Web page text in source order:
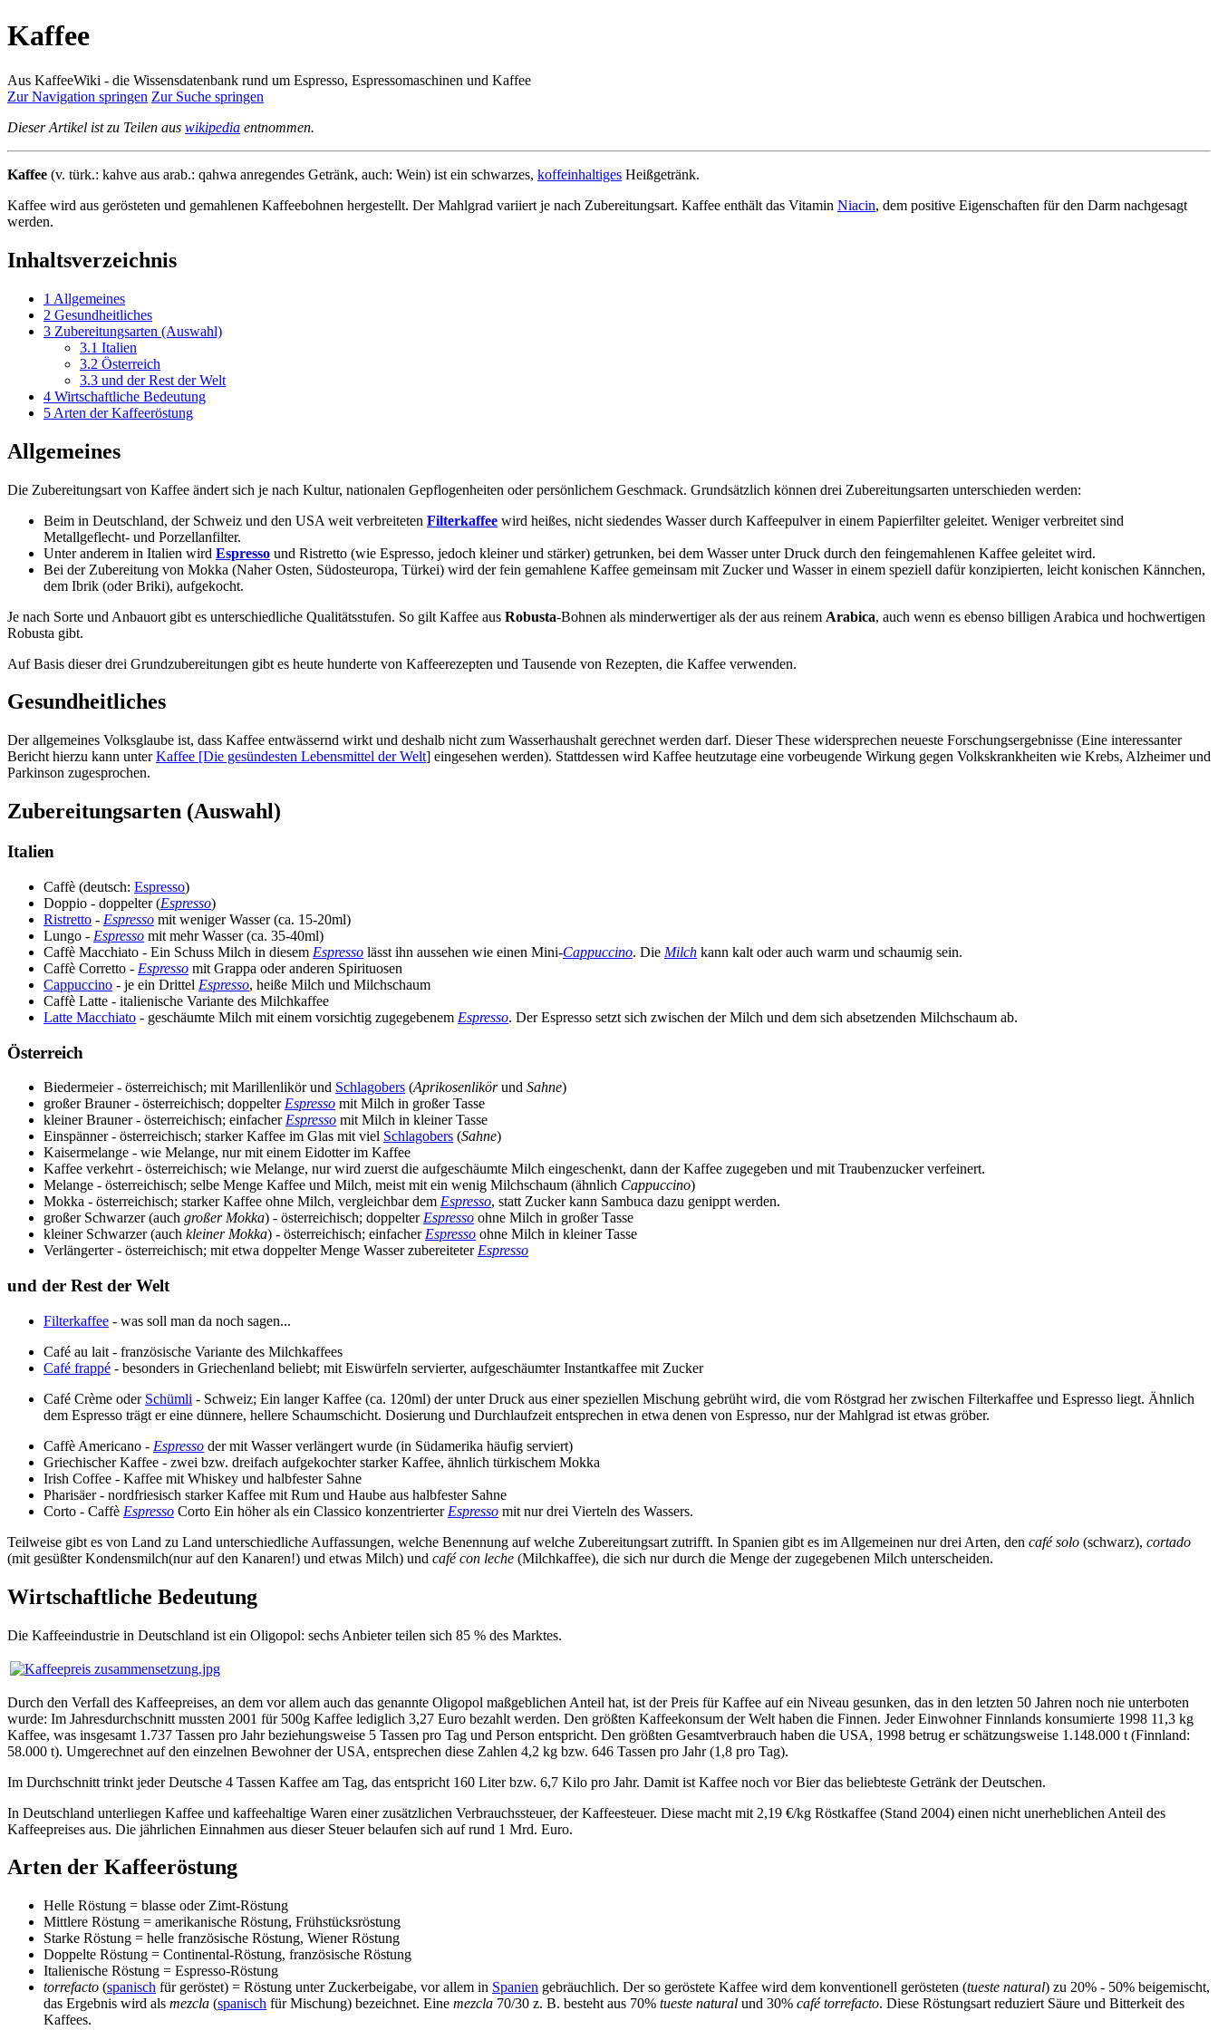
Kaffee
Aus KaffeeWiki - die Wissensdatenbank rund um Espresso, Espressomaschinen und Kaffee
Zur Navigation springen Zur Suche springen
Dieser Artikel ist zu Teilen aus wikipedia entnommen.
Kaffee (v. türk.: kahve aus arab.: qahwa anregendes Getränk, auch: Wein) ist ein schwarzes, koffeinhaltiges Heißgetränk.
Kaffee wird aus gerösteten und gemahlenen Kaffeebohnen hergestellt. Der Mahlgrad variiert je nach Zubereitungsart. Kaffee enthält das Vitamin Niacin, dem positive Eigenschaften für den Darm nachgesagt
werden.
Inhaltsverzeichnis
1 Allgemeines
2 Gesundheitliches
3 Zubereitungsarten (Auswahl)
3.1 Italien
3.2 Österreich
3.3 und der Rest der Welt
4 Wirtschaftliche Bedeutung
5 Arten der Kaffeeröstung
Allgemeines
Die Zubereitungsart von Kaffee ändert sich je nach Kultur, nationalen Gepflogenheiten oder persönlichem Geschmack. Grundsätzlich können drei Zubereitungsarten unterschieden werden:
Beim in Deutschland, der Schweiz und den USA weit verbreiteten Filterkaffee wird heißes, nicht siedendes Wasser durch Kaffeepulver in einem Papierfilter geleitet. Weniger verbreitet sind
Metallgeflecht- und Porzellanfilter.
Unter anderem in Italien wird Espresso und Ristretto (wie Espresso, jedoch kleiner und stärker) getrunken, bei dem Wasser unter Druck durch den feingemahlenen Kaffee geleitet wird.
Bei der Zubereitung von Mokka (Naher Osten, Südosteuropa, Türkei) wird der fein gemahlene Kaffee gemeinsam mit Zucker und Wasser in einem speziell dafür konzipierten, leicht konischen Kännchen,
dem Ibrik (oder Briki), aufgekocht.
Je nach Sorte und Anbauort gibt es unterschiedliche Qualitätsstufen. So gilt Kaffee aus Robusta-Bohnen als minderwertiger als der aus reinem Arabica, auch wenn es ebenso billigen Arabica und hochwertigen
Robusta gibt.
Auf Basis dieser drei Grundzubereitungen gibt es heute hunderte von Kaffeerezepten und Tausende von Rezepten, die Kaffee verwenden.
Gesundheitliches
Der allgemeines Volksglaube ist, dass Kaffee entwässernd wirkt und deshalb nicht zum Wasserhaushalt gerechnet werden darf. Dieser These widersprechen neueste Forschungsergebnisse (Eine interessanter
Bericht hierzu kann unterKaffee [Die gesündesten Lebensmittel der Welt] eingesehen werden). Stattdessen wird Kaffee heutzutage eine vorbeugende Wirkung gegen Volkskrankheiten wie Krebs, Alzheimer und
Parkinson zugesprochen.
Zubereitungsarten (Auswahl)
Italien
Caffè (deutsch: Espresso)
Doppio - doppelter (Espresso)
Ristretto - Espresso mit weniger Wasser (ca. 15-20ml)
Lungo - Espresso mit mehr Wasser (ca. 35-40ml)
Caffè Macchiato - Ein Schuss Milch in diesem Espresso lässt ihn aussehen wie einen Mini-Cappuccino. Die Milch kann kalt oder auch warm und schaumig sein.
Caffè Corretto - Espresso mit Grappa oder anderen Spirituosen
Cappuccino - je ein Drittel Espresso, heiße Milch und Milchschaum
Caffè Latte - italienische Variante des Milchkaffee
Latte Macchiato - geschäumte Milch mit einem vorsichtig zugegebenem Espresso. Der Espresso setzt sich zwischen der Milch und dem sich absetzenden Milchschaum ab.
Österreich
Biedermeier - österreichisch; mit Marillenlikör und Schlagobers (Aprikosenlikörund Sahne)
großer Brauner - österreichisch; doppelter Espresso mit Milch in großer Tasse
kleiner Brauner - österreichisch; einfacher Espresso mit Milch in kleiner Tasse
Einspänner - österreichisch; starker Kaffee im Glas mit viel Schlagobers (Sahne)
Kaisermelange - wie Melange, nur mit einem Eidotter im Kaffee
Kaffee verkehrt - österreichisch; wie Melange, nur wird zuerst die aufgeschäumte Milch eingeschenkt, dann der Kaffee zugegeben und mit Traubenzucker verfeinert.
Melange - österreichisch; selbe Menge Kaffee und Milch, meist mit ein wenig Milchschaum (ähnlich Cappuccino)
Mokka - österreichisch; starker Kaffee ohne Milch, vergleichbar dem Espresso, statt Zucker kann Sambuca dazu genippt werden.
großer Schwarzer (auch großer Mokka) - österreichisch; doppelter Espresso ohne Milch in großer Tasse
kleiner Schwarzer (auch kleiner Mokka) - österreichisch; einfacher Espresso ohne Milch in kleiner Tasse
Verlängerter - österreichisch; mit etwa doppelter Menge Wasser zubereiteter Espresso
und der Rest der Welt
Filterkaffee - was soll man da noch sagen...
Café au lait - französische Variante des Milchkaffees
Café frappé - besonders in Griechenland beliebt; mit Eiswürfeln servierter, aufgeschäumter Instantkaffee mit Zucker
Café Crème oder Schümli - Schweiz; Ein langer Kaffee (ca. 120ml) der unter Druck aus einer speziellen Mischung gebrüht wird, die vom Röstgrad her zwischen Filterkaffee und Espresso liegt. Ähnlich
dem Espresso trägt er eine dünnere, hellere Schaumschicht. Dosierung und Durchlaufzeit entsprechen in etwa denen von Espresso, nur der Mahlgrad ist etwas gröber.
Caffè Americano - Espresso der mit Wasser verlängert wurde (in Südamerika häufig serviert)
Griechischer Kaffee - zwei bzw. dreifach aufgekochter starker Kaffee, ähnlich türkischem Mokka
Irish Coffee - Kaffee mit Whiskey und halbfester Sahne
Pharisäer - nordfriesisch starker Kaffee mit Rum und Haube aus halbfester Sahne
Corto - Caffè Espresso Corto Ein höher als ein Classico konzentrierter Espresso mit nur drei Vierteln des Wassers.
Teilweise gibt es von Land zu Land unterschiedliche Auffassungen, welche Benennung auf welche Zubereitungsart zutrifft. In Spanien gibt es im Allgemeinen nur drei Arten, den café solo (schwarz), cortado
(mit gesüßter Kondensmilch(nur auf den Kanaren!) und etwas Milch) und café con leche (Milchkaffee), die sich nur durch die Menge der zugegebenen Milch unterscheiden.
Wirtschaftliche Bedeutung
Die Kaffeeindustrie in Deutschland ist ein Oligopol: sechs Anbieter teilen sich 85 % des Marktes.
Durch den Verfall des Kaffeepreises, an dem vor allem auch das genannte Oligopol maßgeblichen Anteil hat, ist der Preis für Kaffee auf ein Niveau gesunken, das in den letzten 50 Jahren noch nie unterboten
wurde: Im Jahresdurchschnitt mussten 2001 für 500g Kaffee lediglich 3,27 Euro bezahlt werden. Den größten Kaffeekonsum der Welt haben die Finnen. Jeder Einwohner Finnlands konsumierte 1998 11,3 kg
Kaffee, was insgesamt 1.737 Tassen pro Jahr beziehungsweise 5 Tassen pro Tag und Person entspricht. Den größten Gesamtverbrauch haben die USA, 1998 betrug er schätzungsweise 1.148.000 t (Finnland:
58.000 t). Umgerechnet auf den einzelnen Bewohner der USA, entsprechen diese Zahlen 4,2 kg bzw. 646 Tassen pro Jahr (1,8 pro Tag).
Im Durchschnitt trinkt jeder Deutsche 4 Tassen Kaffee am Tag, das entspricht 160 Liter bzw. 6,7 Kilo pro Jahr. Damit ist Kaffee noch vor Bier das beliebteste Getränk der Deutschen.
In Deutschland unterliegen Kaffee und kaffeehaltige Waren einer zusätzlichen Verbrauchssteuer, der Kaffeesteuer. Diese macht mit 2,19 €/kg Röstkaffee (Stand 2004) einen nicht unerheblichen Anteil des
Kaffeepreises aus. Die jährlichen Einnahmen aus dieser Steuer belaufen sich auf rund 1 Mrd. Euro.
Arten der Kaffeeröstung
Helle Röstung = blasse oder Zimt-Röstung
Mittlere Röstung = amerikanische Röstung, Frühstücksröstung
Starke Röstung = helle französische Röstung, Wiener Röstung
Doppelte Röstung = Continental-Röstung, französische Röstung
Italienische Röstung = Espresso-Röstung
torrefacto (spanisch für geröstet) = Röstung unter Zuckerbeigabe, vor allem in Spanien gebräuchlich. Der so geröstete Kaffee wird dem konventionell gerösteten (tueste natural) zu 20% - 50% beigemischt,
das Ergebnis wird als mezcla (spanisch für Mischung) bezeichnet. Eine mezcla 70/30 z. B. besteht aus 70% tueste natural und 30% café torrefacto. Diese Röstungsart reduziert Säure und Bitterkeit des
Kaffees.